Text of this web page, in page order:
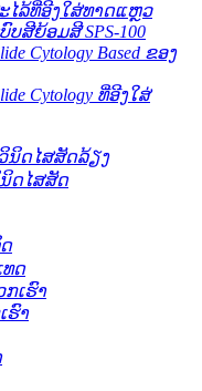
ໄລ້ທີ່ອີງໃສ່ທາດແຫຼວ
ສີຍ້ອມສີ SPS-100
Cytology Based ຂອງ​
Cytology ທີ່​ອີງ​ໃສ່
ນິດໄສສັດລ້ຽງ
ດໄສສັດ
ທດ
ກເຮົາ
ຮົາ